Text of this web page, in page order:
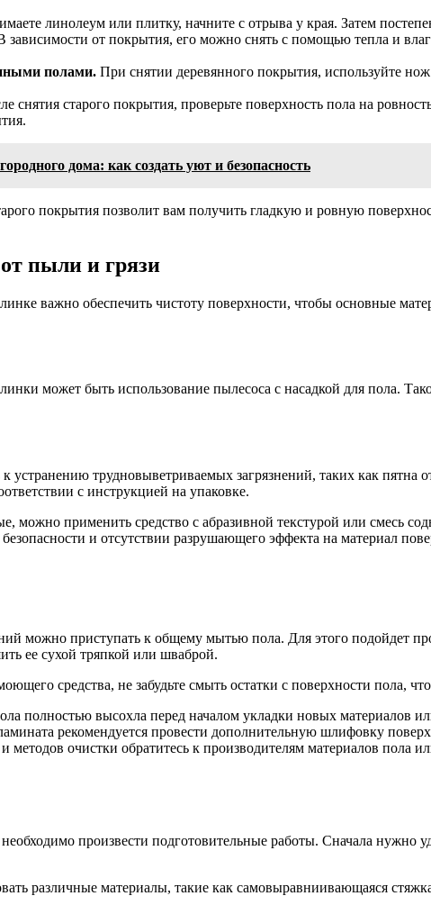
линолеум или плитку, начните с отрыва у края. Затем
зависимости от покрытия, его можно снять с помощью тепла и
полами. При снятии деревянного покрытия, используйте
снятия старого покрытия, проверьте поверхность пола на
дома: как создать уют и безопасность
покрытия позволит вам получить гладкую и ровную
пыли и грязи
важно обеспечить чистоту поверхности, чтобы основные
может быть использование пылесоса с насадкой для пола.
устранению трудновыветриваемых загрязнений, таких как
с инструкцией на упаковке.
можно применить средство с абразивной текстурой или смесь
и отсутствии разрушающего эффекта на материал
можно приступать к общему мытью пола. Для этого подойдет
ее сухой тряпкой или шваброй.
средства, не забудьте смыть остатки с поверхности пола,
полностью высохла перед началом укладки новых материалов
рекомендуется провести дополнительную шлифовку
очистки обратитесь к производителям материалов пола
произвести подготовительные работы. Сначала нужно
различные материалы, такие как самовыравниивающаяся